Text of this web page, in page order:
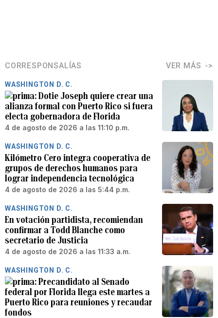
CORRESPONSALÍAS VER MÁS
WASHINGTON D. C.
Dotie Joseph quiere crear una
alianza formal con Puerto Rico si fuera
electa gobernadora de Florida
4 de agosto de 2026 a las 11:10 p.m.
WASHINGTON D. C.
Kilómetro Cero integra cooperativa de
grupos de derechos humanos para
lograr independencia tecnológica
4 de agosto de 2026 a las 5:44 p.m.
WASHINGTON D. C.
En votación partidista, recomiendan
confirmar a Todd Blanche como
secretario de Justicia
4 de agosto de 2026 a las 11:33 a.m.
WASHINGTON D. C.
Precandidato al Senado
federal por Florida llega este martes a
Puerto Rico para reuniones y recaudar
fondos